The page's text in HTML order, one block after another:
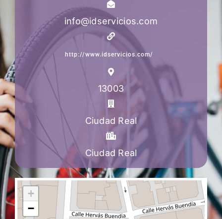
info@idservicios.com
http://www.idservicios.com/
13003
Ciudad Real
Ciudad Real
+
−